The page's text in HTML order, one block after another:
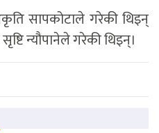
सापकोटाले गरेकी थिइन्
न्यौपानेले गरेकी थिइन्।